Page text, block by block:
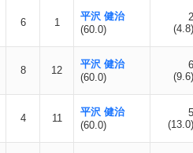
6 1
平沢 健治
(60.0)
2
(4.8)
8 12
平沢 健治
(60.0)
6
(9.6)
4 11
平沢 健治
(60.0)
5
(13.0)